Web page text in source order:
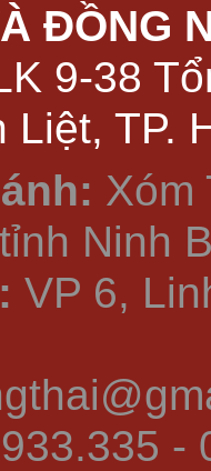
ĐỒNG
9-38
TP.
Xóm
Ninh
VP 6,
-